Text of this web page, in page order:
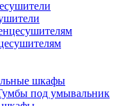
шкафы
под умывальник